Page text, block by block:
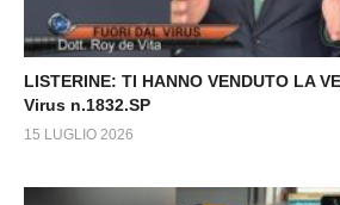
LISTERINE: TI HANNO VENDUTO LA
Virus n.1832.SP
15 LUGLIO 2026